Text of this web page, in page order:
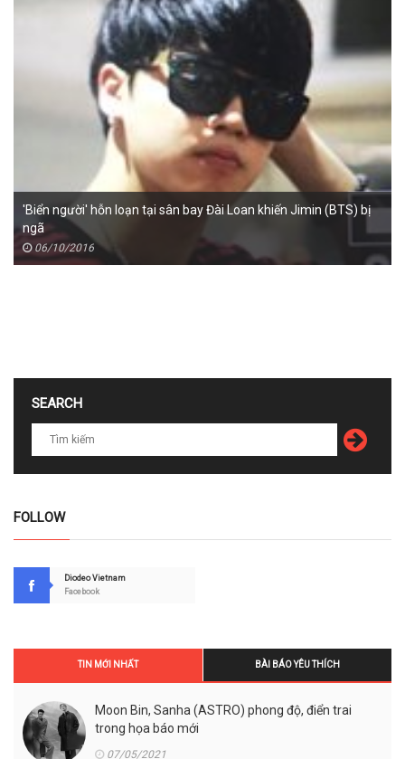
'Biển người' hỗn loạn tại sân bay Đài Loan khiến Jimin (BTS) bị
ngã
06/10/2016
SEARCH
FOLLOW
Diodeo Vietnam
Facebook
TIN MỚI NHẤT BÀI BÁO YÊU THÍCH
Moon Bin, Sanha (ASTRO) phong độ, điển trai
trong họa báo mới
07/05/2021